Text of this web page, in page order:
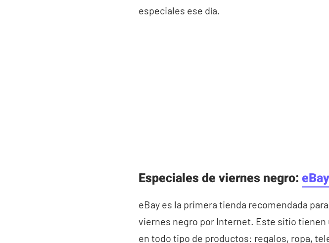
especiales ese día.
Especiales de viernes negro:
eBay es la primera tienda recomendada
viernes negro por Internet. Este sitio
en todo tipo de productos: regalos, ropa,